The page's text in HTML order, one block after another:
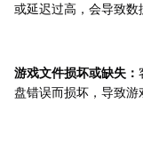
或延迟过高，会导致数
游戏文件损坏或缺失：
盘错误而损坏，导致